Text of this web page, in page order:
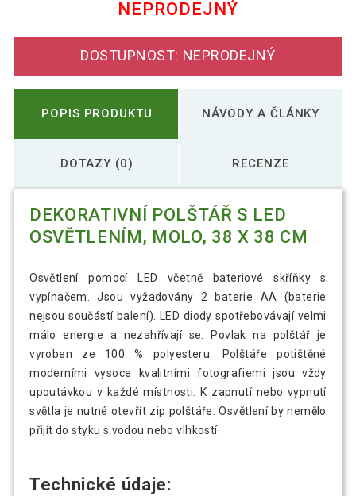
NEPRODEJNÝ
DOSTUPNOST: NEPRODEJNÝ
POPIS PRODUKTU NÁVODY A ČLÁNKY
DOTAZY (0) RECENZE
DEKORATIVNÍ POLŠTÁŘ S LED
OSVĚTLENÍM, MOLO, 38 X 38 CM
Osvětlení pomocí LED včetně bateriové skříňky s
vypínačem. Jsou vyžadovány 2 baterie AA (baterie
nejsou součástí balení). LED diody spotřebovávají velmi
málo energie a nezahřívají se. Povlak na polštář je
vyroben ze 100 % polyesteru. Polštáře potištěné
moderními vysoce kvalitními fotografiemi jsou vždy
upoutávkou v každé místnosti. K zapnutí nebo vypnutí
světla je nutné otevřít zip polštáře. Osvětlení by nemělo
přijít do styku s vodou nebo vlhkostí.
Technické údaje: